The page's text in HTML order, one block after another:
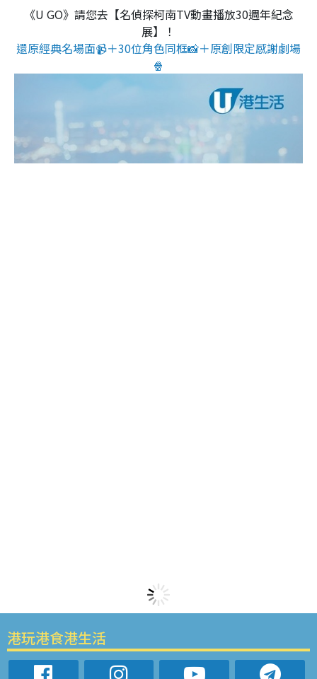
《U GO》請您去【名偵探柯南TV動畫播放30週年紀念
展】！
還原經典名場面📹＋30位角色同框📸＋原創限定感謝劇場
🍿
港玩港食港生活